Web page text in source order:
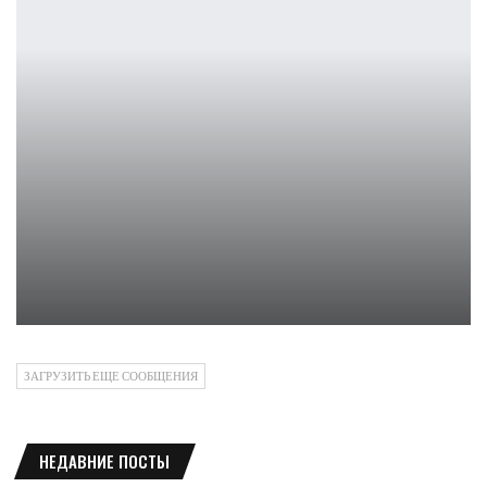
ЗАГРУЗИТЬ ЕЩЕ СООБЩЕНИЯ
НЕДАВНИЕ ПОСТЫ